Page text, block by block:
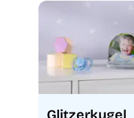
Glitzerkugel